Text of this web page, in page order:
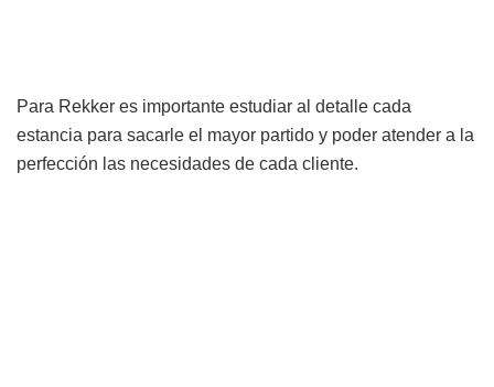
Para Rekker es importante estudiar al detalle cada
estancia para sacarle el mayor partido y poder atender a la
perfección las necesidades de cada cliente.